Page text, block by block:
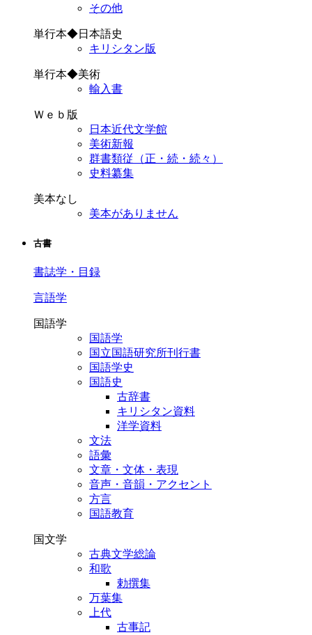
その他
単行本◆日本語史
キリシタン版
単行本◆美術
輸入書
Ｗｅｂ版
日本近代文学館
美術新報
群書類従（正・続・続々）
史料纂集
美本なし
美本がありません
古書
書誌学・目録
言語学
国語学
国語学
国立国語研究所刊行書
国語学史
国語史
古辞書
キリシタン資料
洋学資料
文法
語彙
文章・文体・表現
音声・音韻・アクセント
方言
国語教育
国文学
古典文学総論
和歌
勅撰集
万葉集
上代
古事記